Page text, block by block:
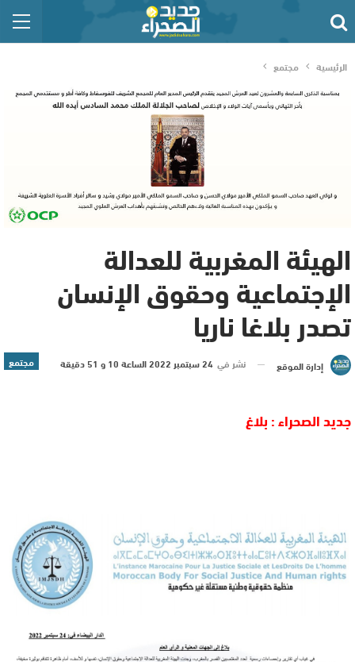
الرئيسية مجتمع
الهيئة المغربية للعدالة
الإجتماعية وحقوق الإنسان
تصدر بلاغا ناريا
مجتمع إدارة الموقع نشر في 24 سبتمبر 2022 الساعة 10 و 51 دقيقة
جديد الصحراء : بلاغ